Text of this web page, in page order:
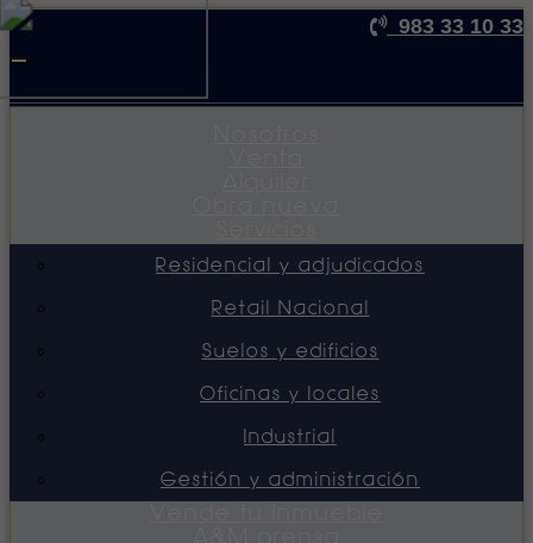
983 33 10 33
Residencial y adjudicados
Retail Nacional
Suelos y edificios
Oficinas y locales
Industrial
Gestión y administración